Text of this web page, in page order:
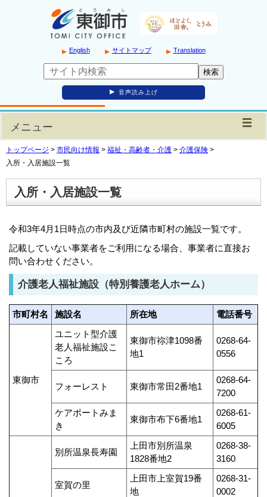
English サイトマップ Translation
音声読み上げ
メニュー
トップページ > 市民向け情報 > 福祉・高齢者・介護 > 介護保険 >
入所・入居施設一覧
入所・入居施設一覧
令和3年4月1日時点の市内及び近隣市町村の施設一覧です。
記載していない事業者をご利用になる場合、事業者に直接お
問い合わせください。
介護老人福祉施設（特別養護老人ホーム）
市町村名 施設名 所在地 電話番号
東御市
ユニット型介護
老人福祉施設こ
ころ
東御市祢津1098番
地1
0268-64‐
0556
フォーレスト 東御市常田2番地1
0268-64‐
7200
ケアポートみま
き
東御市布下6番地1
0268-61‐
6005
別所温泉長寿園
上田市別所温泉
1828番地2
0268-38‐
3160
室賀の里
上田市上室賀19番
地
0268-31‐
0002